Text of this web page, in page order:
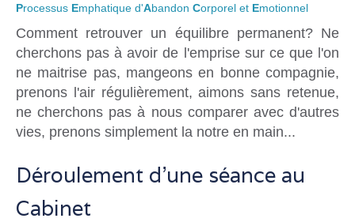
Processus Emphatique d'Abandon Corporel et Emotionnel
Comment retrouver un équilibre permanent? Ne
cherchons pas à avoir de l'emprise sur ce que l'on
ne maitrise pas, mangeons en bonne compagnie,
prenons l'air régulièrement, aimons sans retenue,
ne cherchons pas à nous comparer avec d'autres
vies, prenons simplement la notre en main...
Déroulement d'une séance au
Cabinet